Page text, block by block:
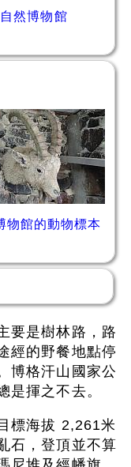
自然博物館
物館的動物標本
要是樹林路，路
經的野餐地點停
博格汗山國家公
是揮之不去。
標海拔 2,261米
石，登頂並不算